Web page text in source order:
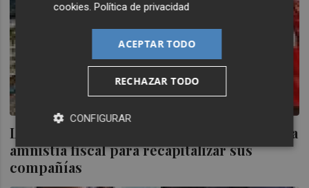
Los empresarios valencianos aprovechan la
amnistía fiscal para recapitalizar sus
compañías
cookies.Política de privacidad
ACEPTAR TODO
RECHAZAR TODO
CONFIGURAR